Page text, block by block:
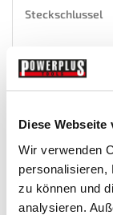
Diese Webseite
Wir verwenden
personalisieren,
zu können und
analysieren.
Steckschlussel
€ 9,95
Gewicht: 0.46 kg
Auf Lager
Mehr In den
Wunschliste